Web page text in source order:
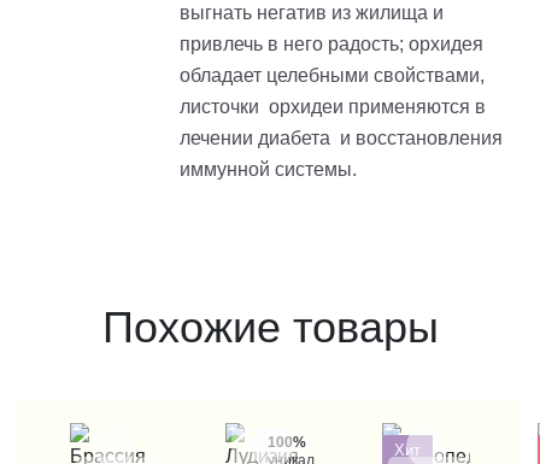
выгнать негатив из жилища и
привлечь в него радость; орхидея
обладает целебными свойствами,
листочки орхидеи применяются в
лечении диабета и восстановления
иммунной системы.
Похожие товары
100%
уникальные
Хит